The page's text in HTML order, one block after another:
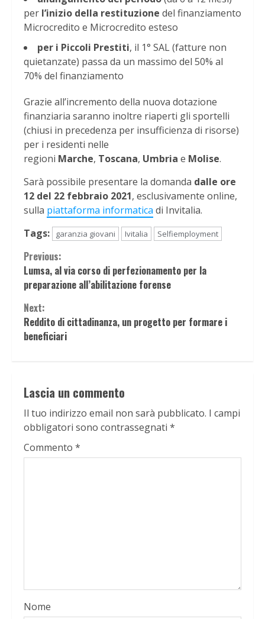
per l’inizio della restituzione del finanziamento
Microcredito e Microcredito esteso
per i Piccoli Prestiti, il 1° SAL (fatture non
quietanzate) passa da un massimo del 50% al
70% del finanziamento
Grazie all’incremento della nuova dotazione
finanziaria saranno inoltre riaperti gli sportelli
(chiusi in precedenza per insufficienza di risorse)
per i residenti nelle
regioni Marche, Toscana, Umbria e Molise.
Sarà possibile presentare la domanda dalle ore
12 del 22 febbraio 2021, esclusivamente online,
sulla piattaforma informatica di Invitalia.
Tags:
garanzia giovani Ivitalia Selfiemployment
Continue
Reading
Previous:
Lumsa, al via corso di perfezionamento per la
preparazione all’abilitazione forense
Next:
Reddito di cittadinanza, un progetto per formare i
beneficiari
Lascia un commento
Il tuo indirizzo email non sarà pubblicato. I campi
obbligatori sono contrassegnati *
Commento *
Nome